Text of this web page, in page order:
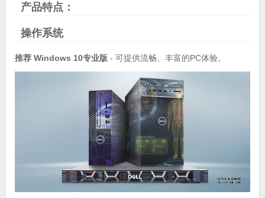
产品特点：
操作系统
推荐 Windows 10专业版 - 可提供流畅、丰富的PC体验。